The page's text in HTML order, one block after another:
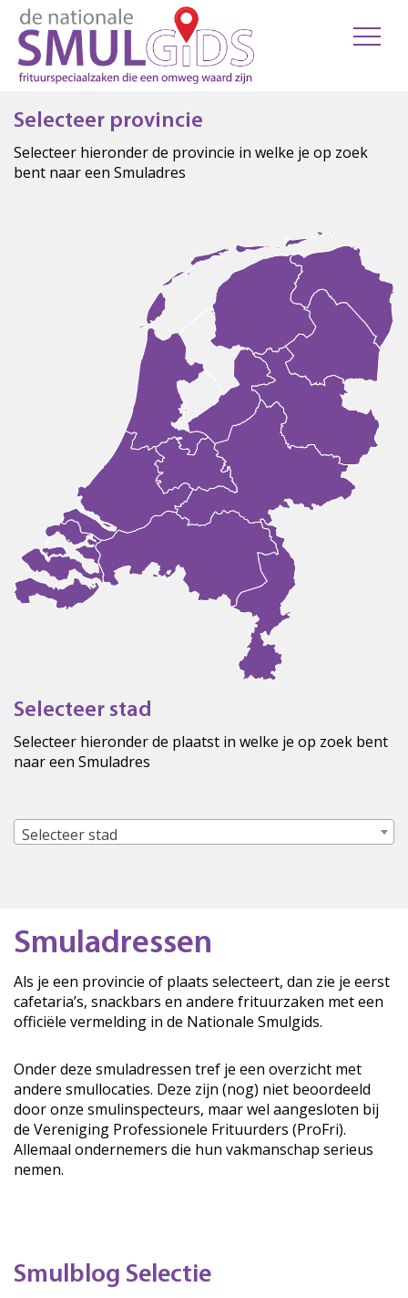
Selecteer provincie
Selecteer hieronder de provincie in welke je op zoek
bent naar een Smuladres
Selecteer stad
Selecteer hieronder de plaatst in welke je op zoek bent
naar een Smuladres
Selecteer stad
Smuladressen
Als je een provincie of plaats selecteert, dan zie je eerst
cafetaria’s, snackbars en andere frituurzaken met een
officiële vermelding in de Nationale Smulgids.
Onder deze smuladressen tref je een overzicht met
andere smullocaties. Deze zijn (nog) niet beoordeeld
door onze smulinspecteurs, maar wel aangesloten bij
de Vereniging Professionele Frituurders (ProFri).
Allemaal ondernemers die hun vakmanschap serieus
nemen.
Smulblog Selectie